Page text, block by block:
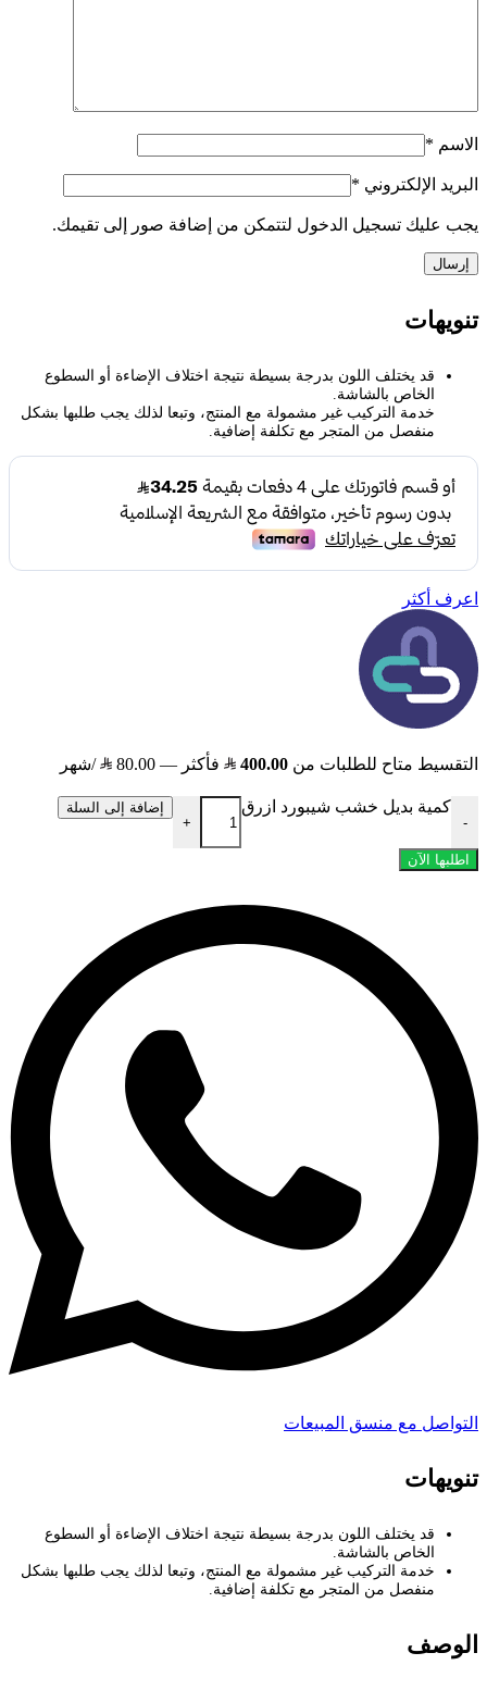
الاسم *
البريد الإلكتروني *
يجب عليك تسجيل الدخول لتتمكن من إضافة صور إلى تقيمك.
تنويهات
قد يختلف اللون بدرجة بسيطة نتيجة اختلاف الإضاءة أو السطوع
الخاص بالشاشة.
خدمة التركيب غير مشمولة مع المنتج، وتبعا لذلك يجب طلبها بشكل
منفصل من المتجر مع تكلفة إضافية.
اعرف أكثر
التقسيط متاح للطلبات من 400.00 فأكثر — 80.00 /شهر
-
كمية بديل خشب شيبورد ازرق
+
إضافة إلى السلة
اطلبها الآن
التواصل مع منسق المبيعات
تنويهات
قد يختلف اللون بدرجة بسيطة نتيجة اختلاف الإضاءة أو السطوع
الخاص بالشاشة.
خدمة التركيب غير مشمولة مع المنتج، وتبعا لذلك يجب طلبها بشكل
منفصل من المتجر مع تكلفة إضافية.
الوصف